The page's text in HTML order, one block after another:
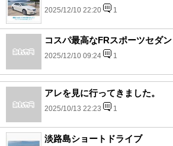
2025/12/10 22:20 1
コスパ最高なFRスポーツセダン
2025/12/10 09:24 1
アレを見に行ってきました。
2025/10/13 22:23 1
淡路島ショートドライブ